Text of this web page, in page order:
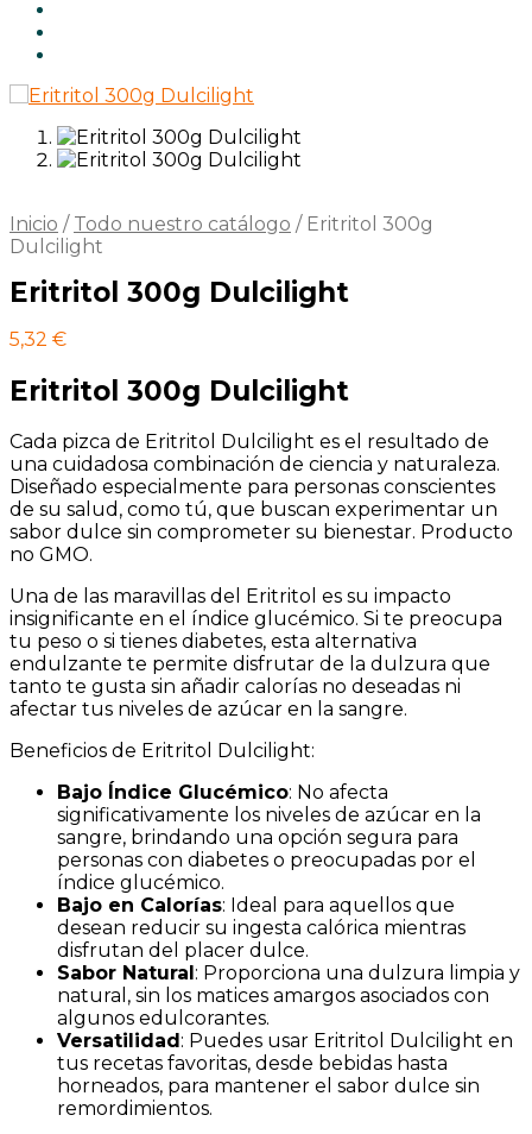
Inicio / Todo nuestro catálogo /Eritritol 300g
Dulcilight
Eritritol 300g Dulcilight
5,32 €
Eritritol 300g Dulcilight
Cada pizca de Eritritol Dulcilight es el resultado de
una cuidadosa combinación de ciencia y naturaleza.
Diseñado especialmente para personas conscientes
de su salud, como tú, que buscan experimentar un
sabor dulce sin comprometer su bienestar. Producto
no GMO.
Una de las maravillas del Eritritol es su impacto
insignificante en el índice glucémico. Si te preocupa
tu peso o si tienes diabetes, esta alternativa
endulzante te permite disfrutar de la dulzura que
tanto te gusta sin añadir calorías no deseadas ni
afectar tus niveles de azúcar en la sangre.
Beneficios de Eritritol Dulcilight:
Bajo Índice Glucémico: No afecta
significativamente los niveles de azúcar en la
sangre, brindando una opción segura para
personas con diabetes o preocupadas por el
índice glucémico.
Bajo en Calorías: Ideal para aquellos que
desean reducir su ingesta calórica mientras
disfrutan del placer dulce.
Sabor Natural: Proporciona una dulzura limpia y
natural, sin los matices amargos asociados con
algunos edulcorantes.
Versatilidad: Puedes usar Eritritol Dulcilight en
tus recetas favoritas, desde bebidas hasta
horneados, para mantener el sabor dulce sin
remordimientos.